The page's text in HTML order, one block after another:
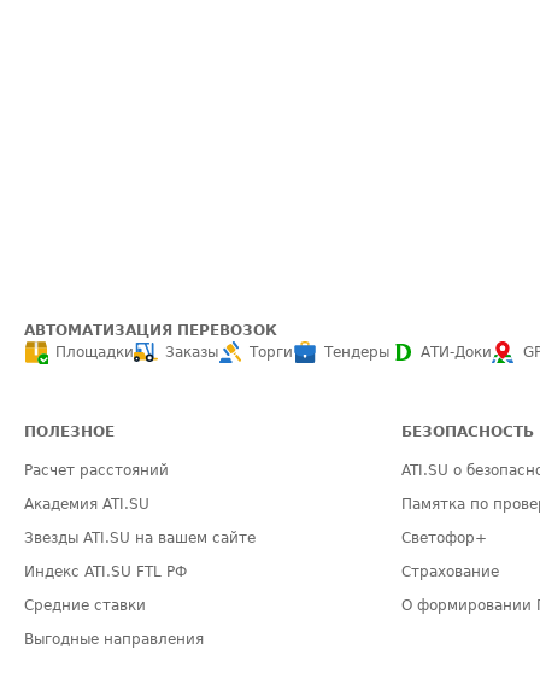
АВТОМАТИЗАЦИЯ ПЕРЕВОЗОК
Площадки
Заказы Торги Тендеры АТИ-Доки
ПОЛЕЗНОЕ
Расчет расстояний
Академия ATI.SU
Звезды ATI.SU на вашем сайте
Индекс ATI.SU FTL РФ
Средние ставки
Выгодные направления
БЕЗОПАСНОСТЬ
ATI.SU о
Памятка по
Светофор+
Страхование
О формировании